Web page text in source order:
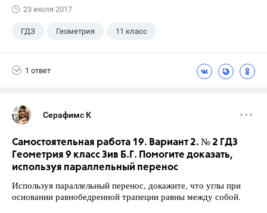
23 июля 2017
ГДЗ Геометрия 11 класс
1 ответ
Серафимс К
Самостоятельная работа 19. Вариант 2. № 2 ГДЗ
Геометрия 9 класс Зив Б.Г. Помогите доказать,
используя параллельный перенос
Используя параллельный перенос, докажите, что углы при
основании равнобедренной трапеции равны между собой.